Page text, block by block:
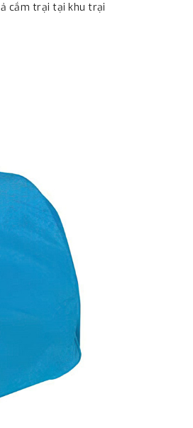
cắm trại tại khu trại